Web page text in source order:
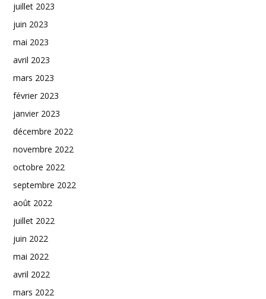
juillet 2023
juin 2023
mai 2023
avril 2023
mars 2023
février 2023
janvier 2023
décembre 2022
novembre 2022
octobre 2022
septembre 2022
août 2022
juillet 2022
juin 2022
mai 2022
avril 2022
mars 2022